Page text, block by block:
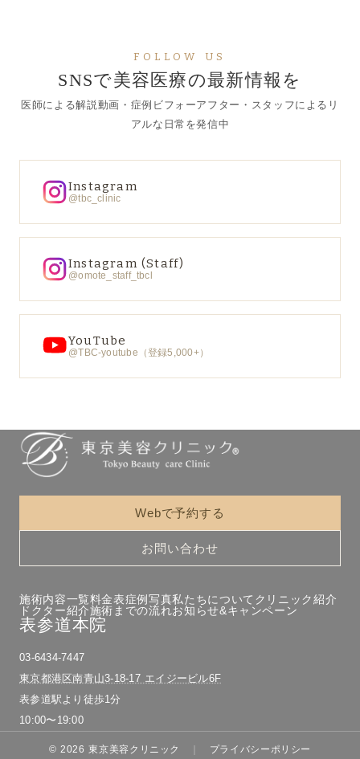
FOLLOW US
SNSで美容医療の最新情報を
医師による解説動画・症例ビフォーアフター・スタッフによるリ
アルな日常を発信中
Instagram
@tbc_clinic
Instagram (Staff)
@omote_staff_tbcl
YouTube
@TBC-youtube（登録5,000+）
Webで予約する
お問い合わせ
施術内容一覧料金表症例写真私たちについて クリニック紹介
ドクター紹介施術までの流れお知らせ&キャンペーン
表参道本院
03-6434-7447
東京都港区南青山3-18-17 エイジービル6F
表参道駅より徒歩1分
10:00〜19:00
© 2026 東京美容クリニック プライバシーポリシー